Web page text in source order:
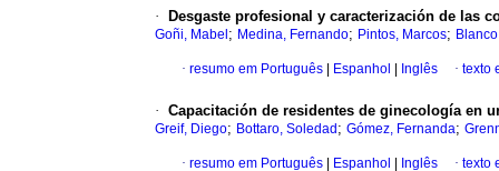
· Desgaste profesional y caracterización de las
Goñi, Mabel ; Medina, Fernando; Pintos, Marcos;
· resumo em Português Espanhol Inglês · texto
· Capacitación de residentes de ginecología en
Greif, Diego; Bottaro, Soledad ; Gómez, Fernanda;
· resumo em Português Espanhol Inglês · texto